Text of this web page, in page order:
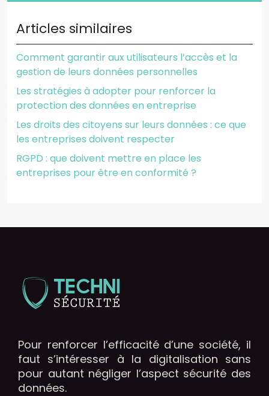
Articles similaires
Comment garantir aux utilisateurs l’accès et la
gestion de leurs données personnelles
Les stratégies à adopter pour renforcer la
protection des données en entreprise
Les droits des citoyens sur leurs données : ce que
les entreprises doivent respecter
RGPD : que doivent mettre en place les
entreprises pour être en conformité ?
Pour renforcer l’efficacité d’une société, il
faut s’intéresser à la digitalisation sans
pour autant négliger l’aspect sécurité des
données.